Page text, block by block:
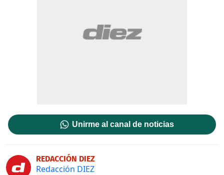
Unirme al canal de noticias
REDACCIÓN DIEZ
Redacción DIEZ